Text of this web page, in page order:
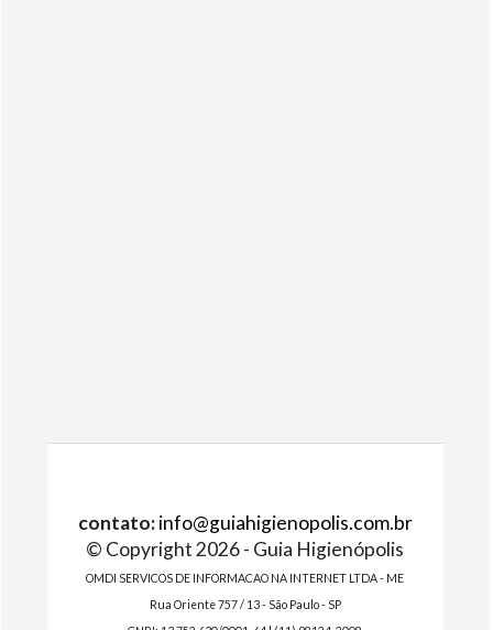
contato: info@guiahigienopolis.com.br
© Copyright 2026 - Guia Higienópolis
OMDI SERVICOS DE INFORMACAO NA INTERNET LTDA - ME
Rua Oriente 757 / 13 - São Paulo - SP